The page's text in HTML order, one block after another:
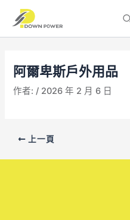
內
阿爾卑斯戶外用品
作者: / 2026 年 2 月 6 日
上一頁